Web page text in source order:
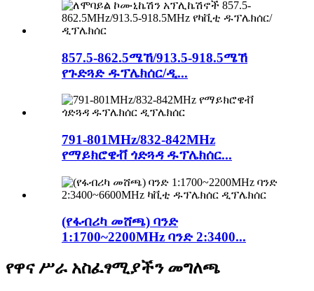
857.5-862.5ሜኸ/913.5-918.5ሜኸ
የጉድጓድ ዱፕሌክሰር/ዲ...
791-801MHz/832-842MHz
የማይክሮዌቭ ጎድጓዳ ዱፕሌክሰር...
(የፋብሪካ መሸጫ) ባንድ
1:1700~2200MHz ባንድ 2:3400...
የዋና ሥራ አስፈፃሚያችን መግለጫ